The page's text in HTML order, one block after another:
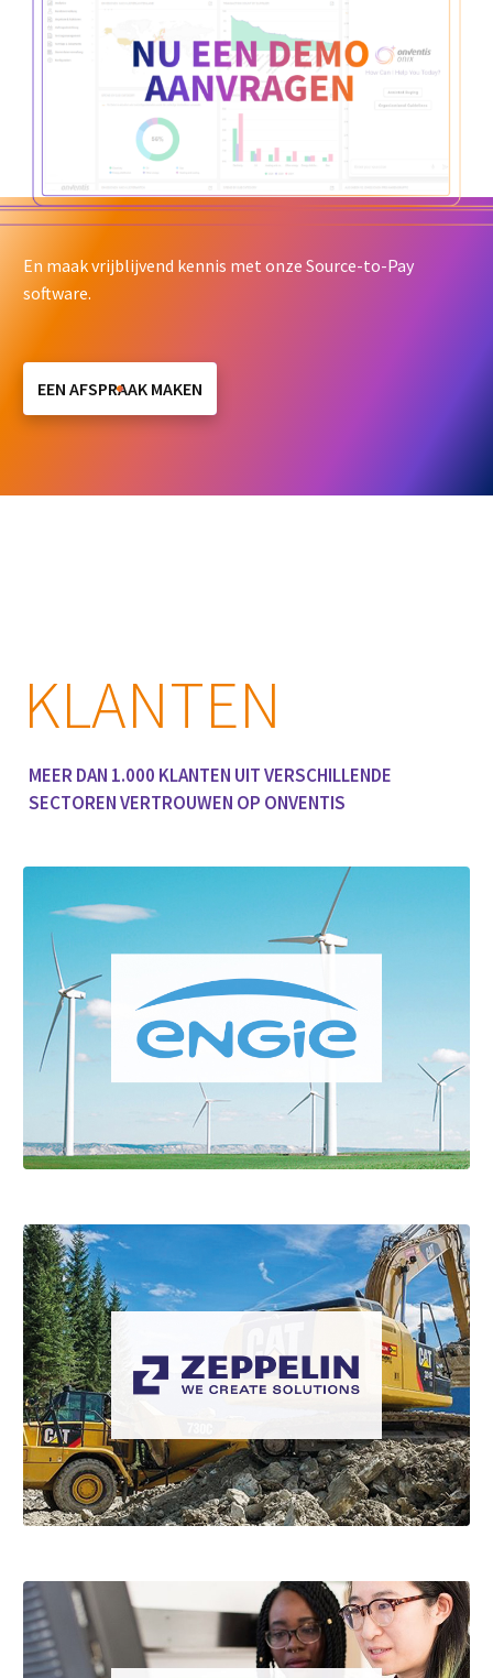
En maak vrijblijvend kennis met onze Source-to-Pay
software.
EEN AFSPRAAK MAKEN
KLANTEN
MEER DAN 1.000 KLANTEN UIT VERSCHILLENDE
SECTOREN VERTROUWEN OP ONVENTIS